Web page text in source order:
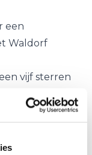
een
Waldorf
vijf sterren
zaal vol te